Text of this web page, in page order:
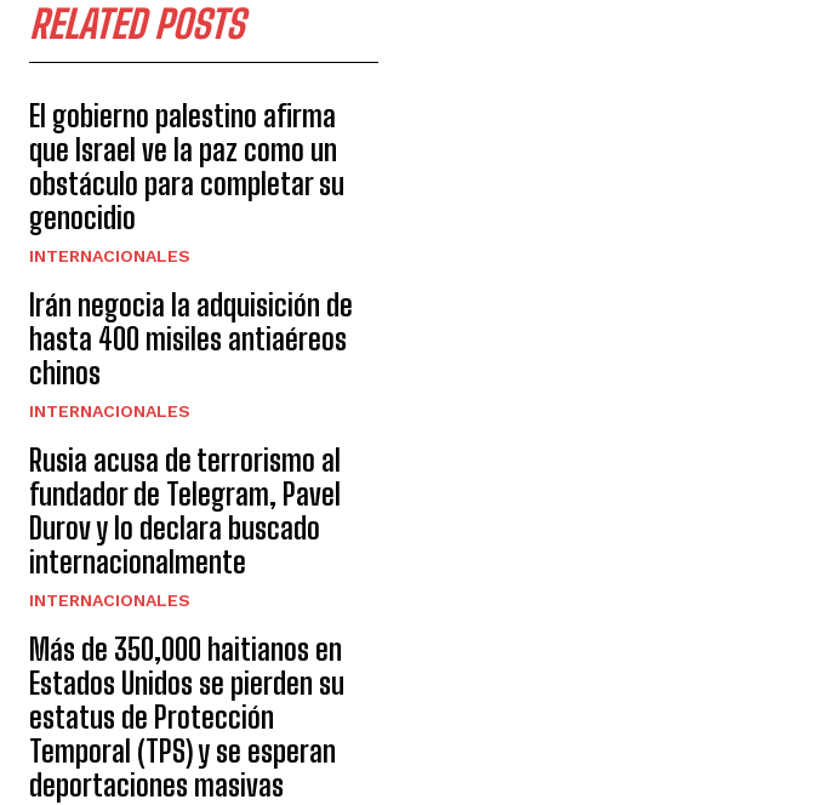
RELATED POSTS
El gobierno palestino afirma
que Israel ve la paz como un
obstáculo para completar su
genocidio
INTERNACIONALES
Irán negocia la adquisición de
hasta 400 misiles antiaéreos
chinos
INTERNACIONALES
Rusia acusa de terrorismo al
fundador de Telegram, Pavel
Durov y lo declara buscado
internacionalmente
INTERNACIONALES
Más de 350,000 haitianos en
Estados Unidos se pierden su
estatus de Protección
Temporal (TPS) y se esperan
deportaciones masivas